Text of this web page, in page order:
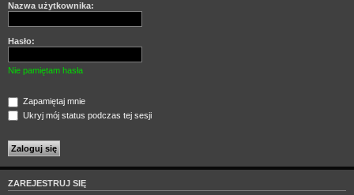
Nazwa użytkownika:
Hasło:
Nie pamiętam hasła
Zapamiętaj mnie
Ukryj mój status podczas tej sesji
ZAREJESTRUJ SIĘ